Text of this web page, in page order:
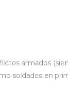
armados
soldados en